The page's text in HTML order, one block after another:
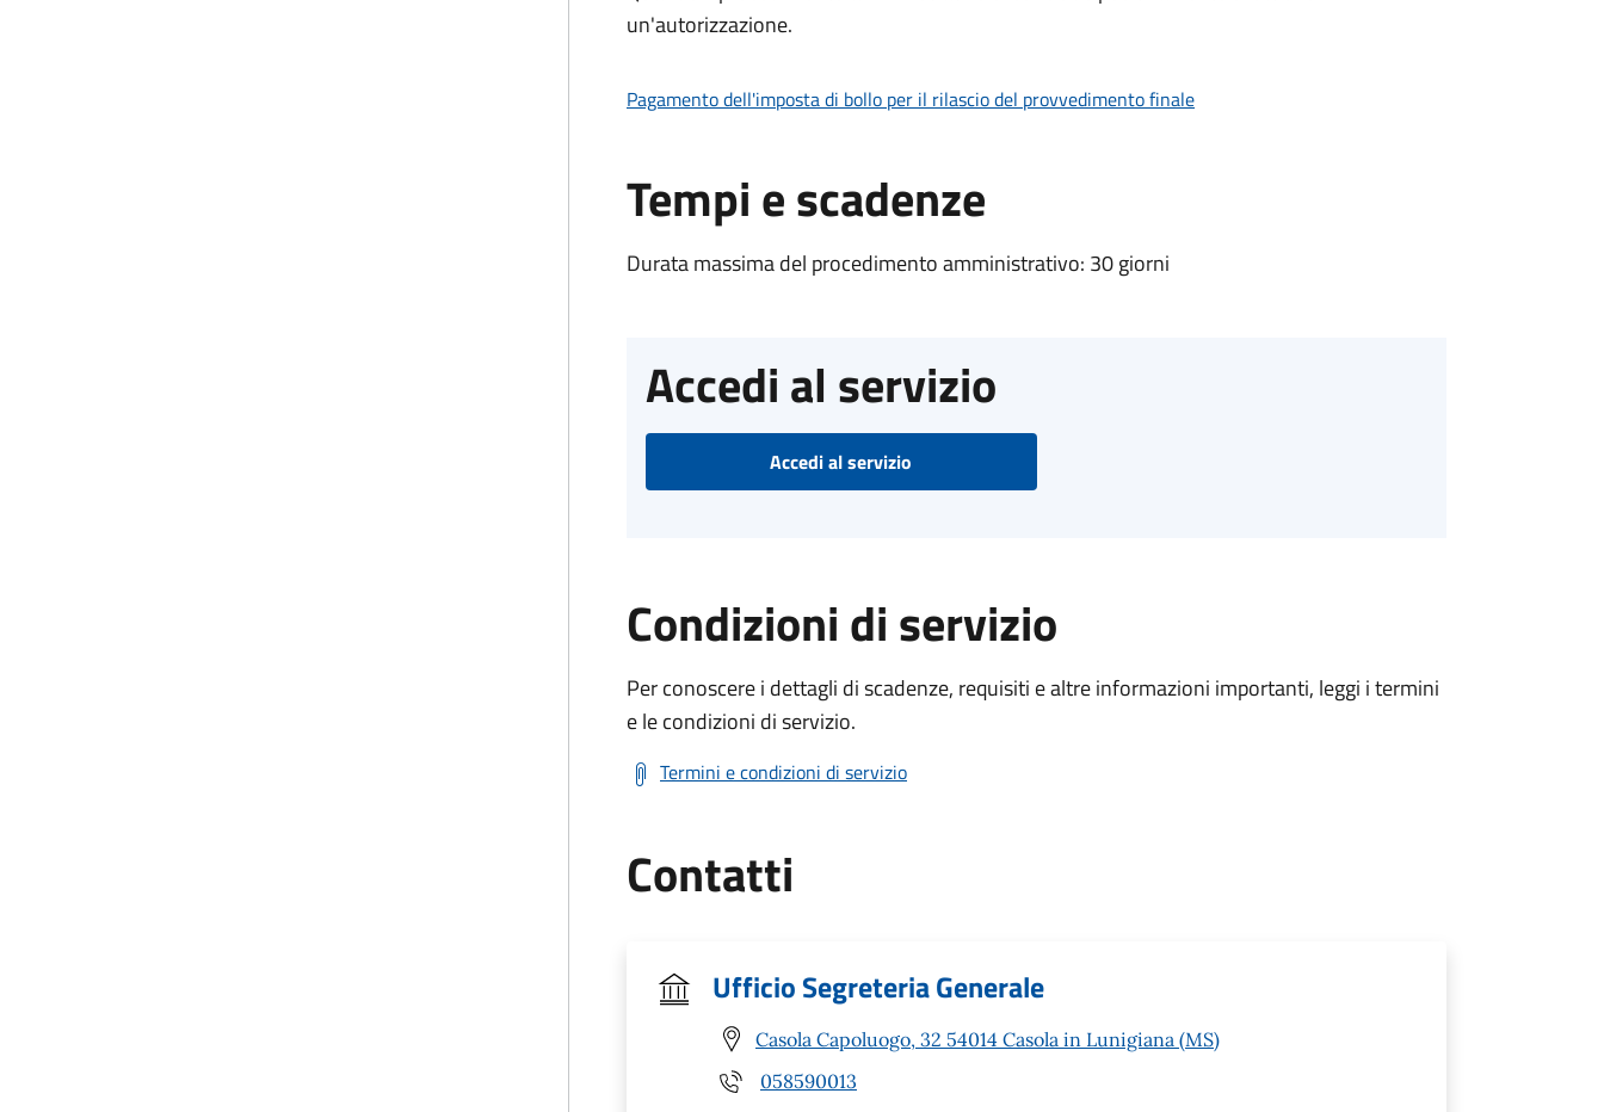
un'autorizzazione.
Pagamento dell'imposta di bollo per il rilascio del provvedimento finale
Tempi e scadenze
Durata massima del procedimento amministrativo: 30 giorni
Accedi al servizio
Accedi al servizio
Condizioni di servizio
Per conoscere i dettagli di scadenze, requisiti e altre informazioni importanti, leggi i termini
e le condizioni di servizio.
Termini e condizioni di servizio
Contatti
Ufficio Segreteria Generale
Casola Capoluogo, 32 54014 Casola in Lunigiana (MS)
058590013